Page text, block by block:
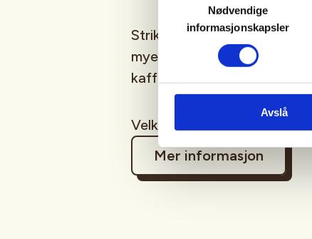
Nødvendige
informasjonskapsler
Avslå
Strikkekafèen er for alle, de
mye. Det blir som alltid
kaffe/te i kaféen.
Velkommen!
Mer informasjon